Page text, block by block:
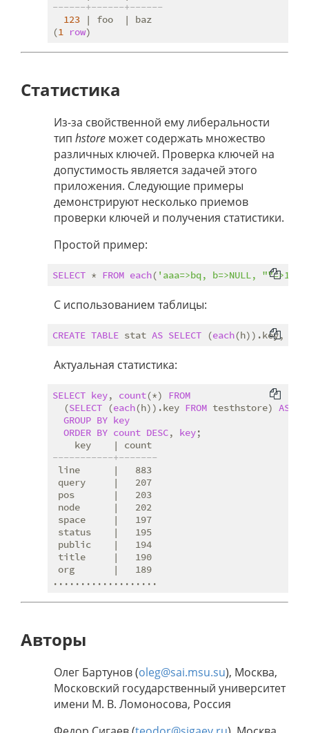
------+------+------
123 | foo  | baz
(1 row
Статистика
Из-за свойственной ему либеральности
тип hstore может содержать множество
различных ключей. Проверка ключей на
допустимость является задачей этого
приложения. Следующие примеры
демонстрируют несколько приемов
проверки ключей и получения статистики.
Простой пример:
SELECT * FROM each( 'aaa=>bq, b=>NULL, ""=>1'
С использованием таблицы:
CREATE TABLE stat AS SELECT (each(h)).key, (
Актуальная статистика:
SELECT key, count(*) FROM
  (
SELECT (each(h)).key FROM testhstore) AS
GROUP BY key
ORDER BY count DESC, key;
-----------+-------
line      |   883
query     |   207
pos       |   203
node      |   202
space     |   197
status    |   195
public    |   194
title     |   190
org       |   189
Авторы
Олег Бартунов (oleg@sai.msu.su), Москва,
Московский государственный университет
имени М. В. Ломоносова, Россия